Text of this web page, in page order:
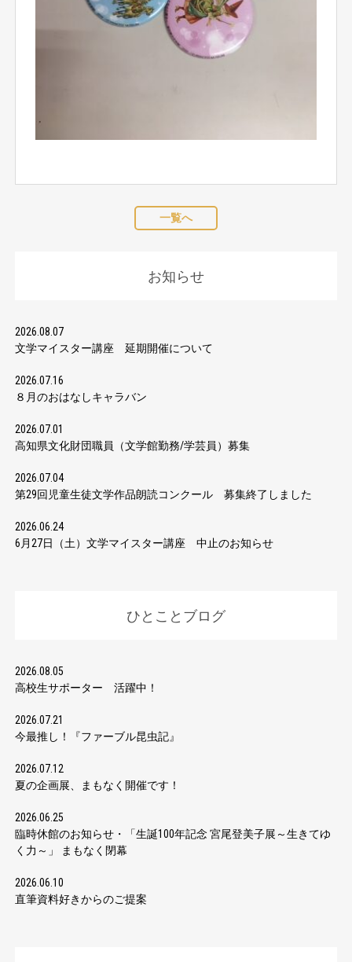
一覧へ
お知らせ
2026.08.07
文学マイスター講座 延期開催について
2026.07.16
８月のおはなしキャラバン
2026.07.01
高知県文化財団職員（文学館勤務/学芸員）募集
2026.07.04
第29回児童生徒文学作品朗読コンクール 募集終了しました
2026.06.24
6月27日（土）文学マイスター講座 中止のお知らせ
ひとことブログ
2026.08.05
高校生サポーター 活躍中！
2026.07.21
今最推し！『ファーブル昆虫記』
2026.07.12
夏の企画展、まもなく開催です！
2026.06.25
臨時休館のお知らせ・「生誕100年記念 宮尾登美子展～生きてゆ
く力～」 まもなく閉幕
2026.06.10
直筆資料好きからのご提案